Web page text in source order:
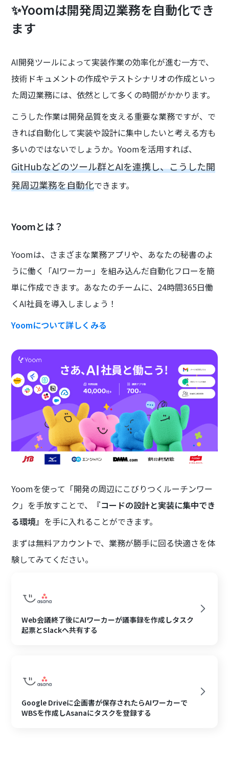
✨Yoomは開発周辺業務を自動化でき
ます
AI開発ツールによって実装作業の効率化が進む一方で、
技術ドキュメントの作成やテストシナリオの作成といっ
た周辺業務には、依然として多くの時間がかかります。
こうした作業は開発品質を支える重要な業務ですが、で
きれば自動化して実装や設計に集中したいと考える方も
多いのではないでしょうか。Yoomを活用すれば、
GitHubなどのツール群とAIを連携し、こうした開
発周辺業務を自動化できます。
Yoomとは？
Yoomは、さまざまな業務アプリや、あなたの秘書のよ
うに働く「AIワーカー」を組み込んだ自動化フローを簡
単に作成できます。あなたのチームに、24時間365日働
くAI社員を導入しましょう！
Yoomについて詳しくみる
Yoomを使って「開発の周辺にこびりつくルーチンワー
ク」を手放すことで、
『コードの設計と実装に集中でき
る環境』 を手に入れることができます。
まずは無料アカウントで、業務が勝手に回る快適さを体
験してみてください。
Web会議終了後にAIワーカーが議事録を作成しタスク
起票とSlackへ共有する
Google Driveに企画書が保存されたらAIワーカーで
WBSを作成しAsanaにタスクを登録する